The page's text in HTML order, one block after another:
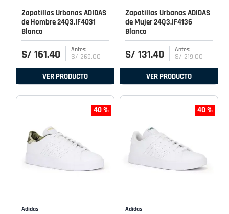
Zapatillas Urbanas ADIDAS
de Hombre 24Q3.IF4031
Blanco
S/ 161.40 S/ 269.00
VER PRODUCTO
Zapatillas Urbanas ADIDAS
de Mujer 24Q3.IF4136
Blanco
S/ 131.40 S/ 219.00
VER PRODUCTO
40 %
Adidas
40 %
Adidas